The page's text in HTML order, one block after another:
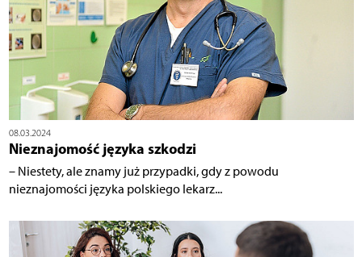
08.03.2024
Nieznajomość języka szkodzi
– Niestety, ale znamy już przypadki, gdy z powodu
nieznajomości języka polskiego lekarz...